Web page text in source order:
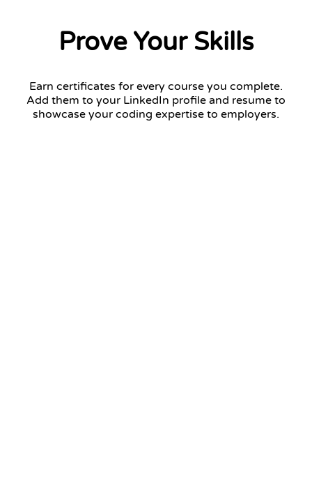
Prove Your Skills
Earn certificates for every course you complete.
Add them to your LinkedIn profile and resume to
showcase your coding expertise to employers.